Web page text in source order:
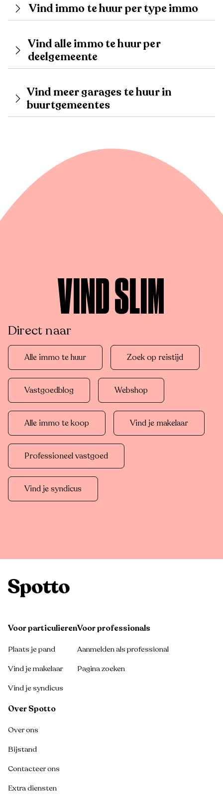
Vind immo te huur per type immo
Vind alle immo te huur per
deelgemeente
Vind meer garages te huur in
buurtgemeentes
VIND SLIM
Direct naar
Alle immo te huur Zoek op reistijd
Vastgoedblog Webshop
Alle immo te koop Vind je makelaar
Professioneel vastgoed
Vind je syndicus
Voor particulieren
Plaats je pand
Vind je makelaar
Vind je syndicus
Voor professionals
Aanmelden als professional
Pagina zoeken
Over Spotto
Over ons
Bijstand
Contacteer ons
Extra diensten